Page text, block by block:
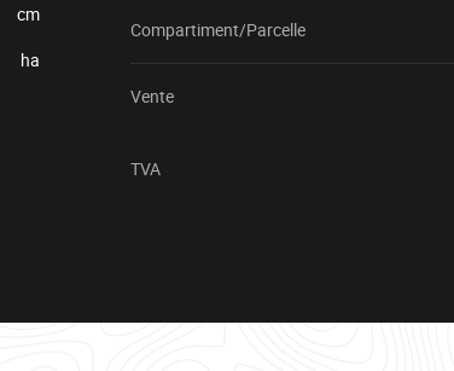
cm
ha
Compartiment/Parcelle
Vente
TVA